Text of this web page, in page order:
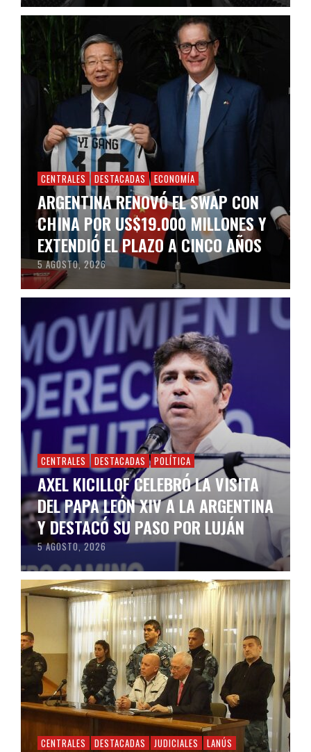
CENTRALES DESTACADAS ECONOMÍA
ARGENTINA RENOVÓ EL SWAP CON
CHINA POR US$19.000 MILLONES Y
EXTENDIÓ EL PLAZO A CINCO AÑOS
5 AGOSTO, 2026
CENTRALES DESTACADAS POLÍTICA
AXEL KICILLOF CELEBRÓ LA VISITA
DEL PAPA LEÓN XIV A LA ARGENTINA
Y DESTACÓ SU PASO POR LUJÁN
5 AGOSTO, 2026
CENTRALES DESTACADAS JUDICIALES LANÚS